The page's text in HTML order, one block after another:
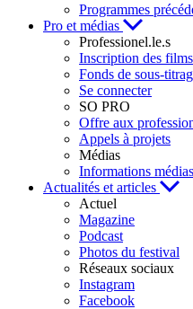
Programmes
Pro et médias
Professionel.le.s
Inscription des films
Fonds de sous-
Se connecter
SO PRO
Offre aux
Appels à projets
Médias
Informations médias
Actualités et articles
Actuel
Magazine
Podcast
Photos du festival
Réseaux sociaux
Instagram
Facebook